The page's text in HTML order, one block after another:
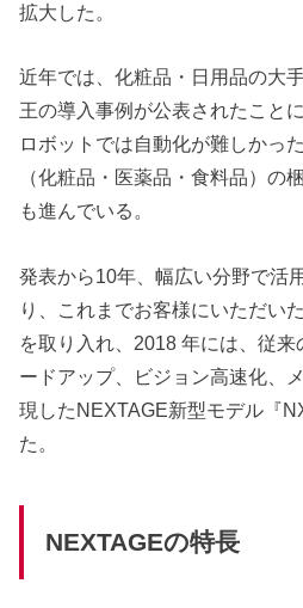
拡大した。
近年では、化粧品・日用品の大
王の導入事例が公表されたこと
ロボットでは自動化が難しかっ
（化粧品・医薬品・食料品）の
も進んでいる。
発表から10年、幅広い分野で活
り、これまでお客様にいただい
を取り入れ、2018 年には、従
ードアップ、ビジョン高速化、
現したNEXTAGE新型モデル『
た。
NEXTAGEの特長